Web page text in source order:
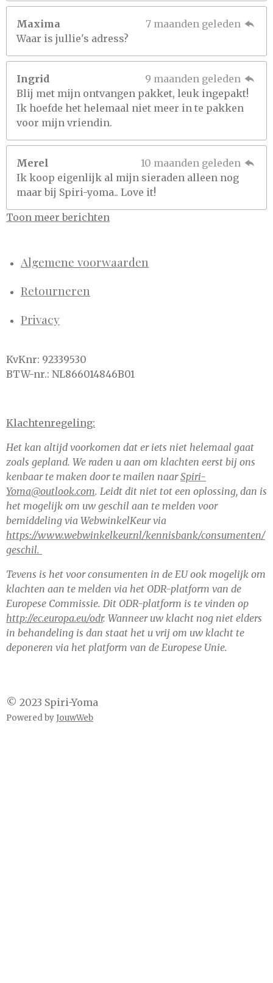
Maxima
7 maanden geleden
Waar is jullie's adress?
Ingrid
9 maanden geleden
Blij met mijn ontvangen pakket, leuk ingepakt!
Ik hoefde het helemaal niet meer in te pakken
voor mijn vriendin.
Merel
10 maanden geleden
Ik koop eigenlijk al mijn sieraden alleen nog
maar bij Spiri-yoma.. Love it!
Toon meer berichten
Algemene voorwaarden
Retourneren
Privacy
KvKnr: 92339530
BTW-nr.: NL866014846B01
Klachtenregeling:
Het kan altijd voorkomen dat er iets niet helemaal gaat
zoals gepland. We raden u aan om klachten eerst bij ons
kenbaar te maken door te mailen naarSpiri-
Yoma@outlook.com. Leidt dit niet tot een oplossing, dan is
het mogelijk om uw geschil aan te melden voor
bemiddeling via WebwinkelKeur via
https://www.webwinkelkeur.nl/kennisbank/consumenten/
geschil.
Tevens is het voor consumenten in de EU ook mogelijk om
klachten aan te melden via het ODR-platform van de
Europese Commissie. Dit ODR-platform is te vinden op
http://ec.europa.eu/odr. Wanneer uw klacht nog niet elders
in behandeling is dan staat het u vrij om uw klacht te
deponeren via het platform van de Europese Unie.
© 2023 Spiri-Yoma
Powered byJouwWeb